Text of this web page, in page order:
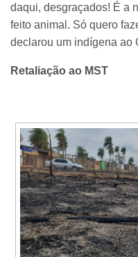
daqui, desgraçados! É a
feito animal. Só quero
declarou um indígena ao
Retaliação ao MST